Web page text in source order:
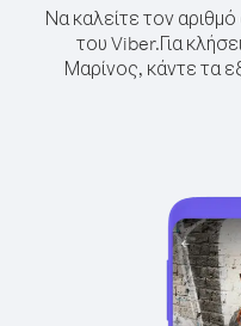
Να καλείτε τον
του Viber.Για
Μαρίνος, κάντε τα